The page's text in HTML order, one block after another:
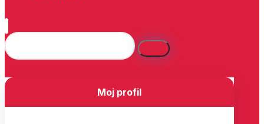
Moj profil